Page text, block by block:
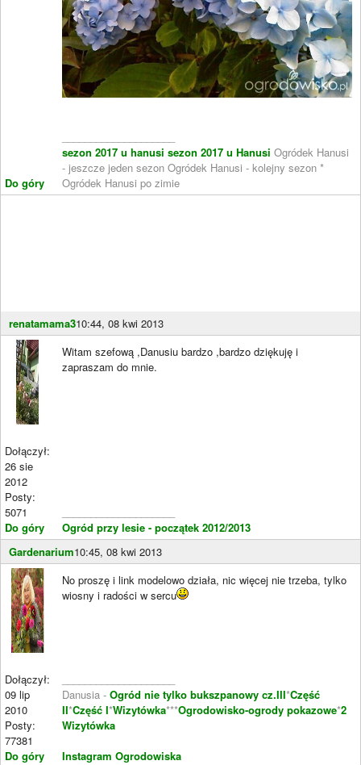
Do góry
sezon 2017 u hanusi sezon 2017 u Hanusi Ogródek Hanusi
- jeszcze jeden sezon Ogródek Hanusi - kolejny sezon *
Ogródek Hanusi po zimie
renatamama310:44, 08 kwi 2013
Dołączył:
26 sie
2012
Posty:
5071
Do góry
Witam szefową ,Danusiu bardzo ,bardzo dziękuję i
zapraszam do mnie.
Ogród przy lesie - początek 2012/2013
Gardenarium10:45, 08 kwi 2013
Dołączył:
09 lip
2010
Posty:
77381
Do góry
No proszę i link modelowo działa, nic więcej nie trzeba, tylko
wiosny i radości w sercu
Danusia - Ogród nie tylko bukszpanowy cz.III*Część
II*Część I*Wizytówka***Ogrodowisko-ogrody pokazowe*2
Wizytówka
Instagram Ogrodowiska